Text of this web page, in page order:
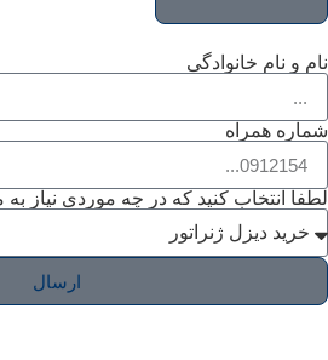
نام و نام خانوادگی
شماره همراه
لطفا انتخاب کنید که در چه موردی نیاز به
ارسال